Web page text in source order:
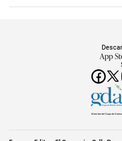
App
Miembro del Grupo de